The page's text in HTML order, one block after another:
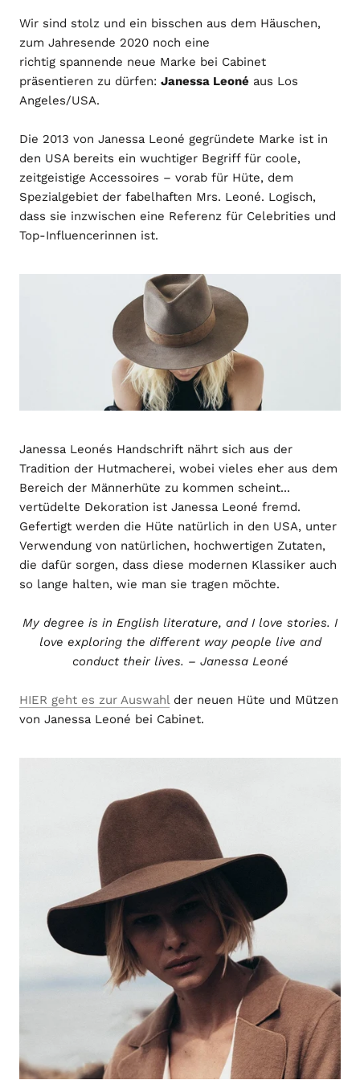
Wir sind stolz und ein bisschen aus dem Häuschen,
zum Jahresende 2020 noch eine
richtig spannende neue Marke bei Cabinet
präsentieren zu dürfen: Janessa Leoné aus Los
Angeles/USA.
Die 2013 von Janessa Leoné gegründete Marke ist in
den USA bereits ein wuchtiger Begriff für coole,
zeitgeistige Accessoires – vorab für Hüte, dem
Spezialgebiet der fabelhaften Mrs. Leoné. Logisch,
dass sie inzwischen eine Referenz für Celebrities und
Top-Influencerinnen ist.
Janessa Leonés Handschrift nährt sich aus der
Tradition der Hutmacherei, wobei vieles eher aus dem
Bereich der Männerhüte zu kommen scheint...
vertüdelte Dekoration ist Janessa Leoné fremd.
Gefertigt werden die Hüte natürlich in den USA, unter
Verwendung von natürlichen, hochwertigen Zutaten,
die dafür sorgen, dass diese modernen Klassiker auch
so lange halten, wie man sie tragen möchte.
My degree is in English literature, and I love stories. I
love exploring the different way people live and
conduct their lives. – Janessa Leoné
HIER geht es zur Auswahlder neuen Hüte und Mützen
von Janessa Leoné bei Cabinet.